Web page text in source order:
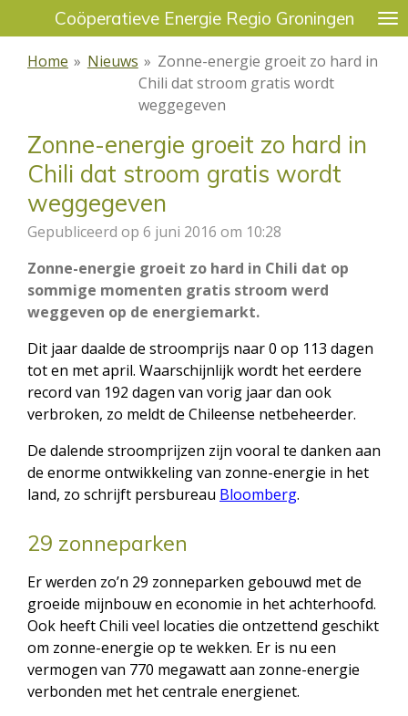
direct
naar
Coöperatieve Energie Regio Groningen
Home » Nieuws » Zonne-energie groeit zo hard in
Chili dat stroom gratis wordt
weggegeven
Zonne-energie groeit zo hard in
Chili dat stroom gratis wordt
weggegeven
Gepubliceerd op 6 juni 2016 om 10:28
Zonne-energie groeit zo hard in Chili dat op
sommige momenten gratis stroom werd
weggeven op de energiemarkt.
Dit jaar daalde de stroomprijs naar 0 op 113 dagen
tot en met april. Waarschijnlijk wordt het eerdere
record van 192 dagen van vorig jaar dan ook
verbroken, zo meldt de Chileense netbeheerder.
De dalende stroomprijzen zijn vooral te danken aan
de enorme ontwikkeling van zonne-energie in het
land, zo schrijft persbureau Bloomberg.
29 zonneparken
Er werden zo’n 29 zonneparken gebouwd met de
groeide mijnbouw en economie in het achterhoofd.
Ook heeft Chili veel locaties die ontzettend geschikt
om zonne-energie op te wekken. Er is nu een
vermogen van 770 megawatt aan zonne-energie
verbonden met het centrale energienet.